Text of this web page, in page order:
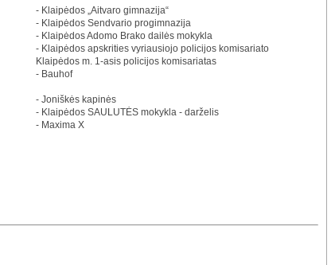
- Klaipėdos „Aitvaro gimnazija“
- Klaipėdos Sendvario progimnazija
- Klaipėdos Adomo Brako dailės mokykla
- Klaipėdos apskrities vyriausiojo policijos komisariato
Klaipėdos m. 1-asis policijos komisariatas
- Bauhof
- Joniškės kapinės
- Klaipėdos SAULUTĖS mokykla - darželis
- Maxima X